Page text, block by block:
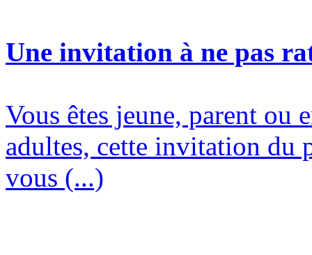
Une invitation à ne pas
Vous êtes jeune, parent ou
adultes, cette invitation du
vous (...)